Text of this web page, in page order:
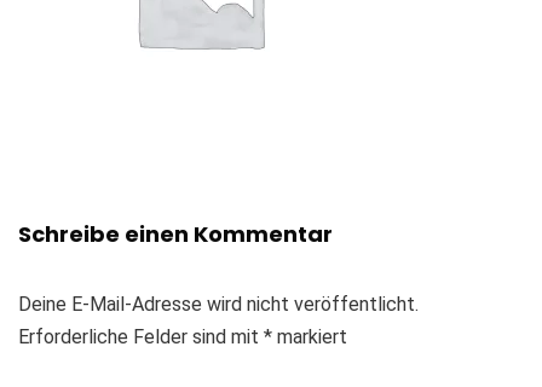
Schreibe einen Kommentar
Deine E-Mail-Adresse wird nicht veröffentlicht.
Erforderliche Felder sind mit * markiert